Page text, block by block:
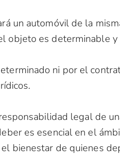
un automóvil de la
objeto es determinable y
ni por el
legal de
es esencial en el
bienestar de quienes